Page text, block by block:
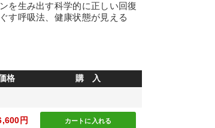
を生み出す科学的に正しい回復
す呼吸法、健康状態が見える
格 購 入
円 カートに 入れる